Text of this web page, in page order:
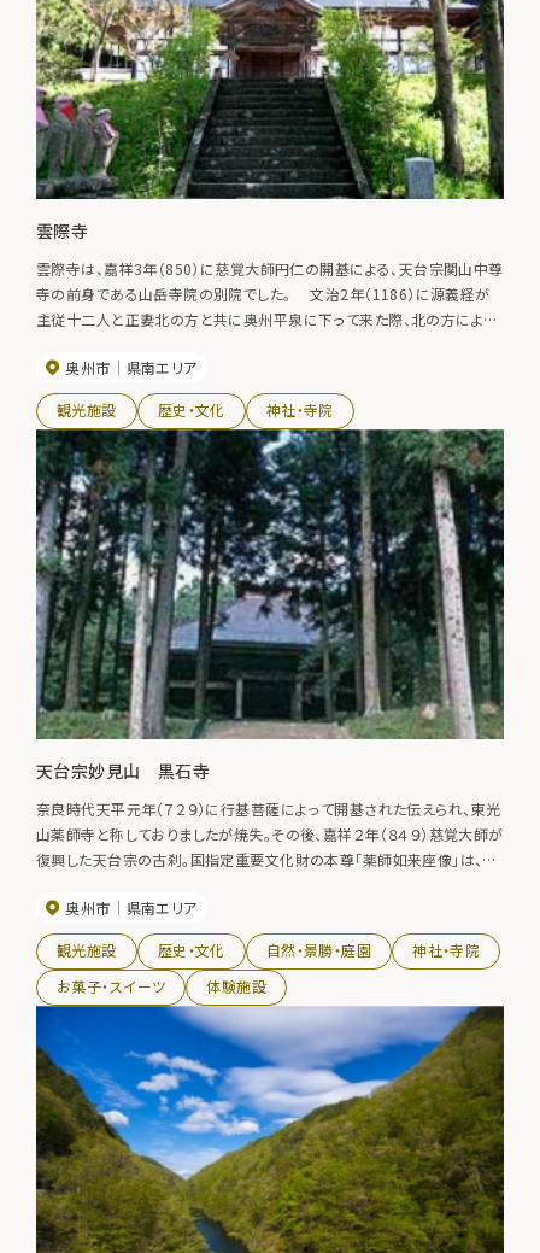
雲際寺
雲際寺は、嘉祥3年（850）に慈覚大師円仁の開基による、天台宗関山中尊
寺の前身である山岳寺院の別院でした。 文治2年（1186）に源義経が
主従十二人と正妻北の方と共に奥州平泉に下って来た際、北の方により
置されました。 平成20年火災により焼失。建物は再建されましたが、歴
史ふれあい館に位牌のレプリカを展示しております。
奥州市 県南エリア
観光施設 歴史・文化 神社・寺院
天台宗妙見山 黒石寺
奈良時代天平元年（７２９）に行基菩薩によって開基された伝えられ、東光
山薬師寺と称しておりましたが焼失。その後、嘉祥２年（８４９）慈覚大師が
復興した天台宗の古刹。国指定重要文化財の本尊「薬師如来座像」は、日
から翌朝にかけて、災厄払い、五穀豊穣を祈願して、裸の男と炎のまつり
「黒石寺蘇民祭」が行われます。（令和7年以降の黒石寺蘇民祭について
は、実施しないこととなりました。）
奥州市 県南エリア
観光施設 歴史・文化 自然・景勝・庭園
神社・寺院
お菓子・スイーツ
体験施設